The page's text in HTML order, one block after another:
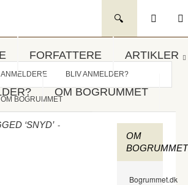
FORFATTERE ARTIKLER
OM BOGRUMMET
ANMELDERE BLIV ANMELDER?
OM BOGRUMMET
‘SNYD’ -
OM
BOGRUMMET
Bogrummet.dk